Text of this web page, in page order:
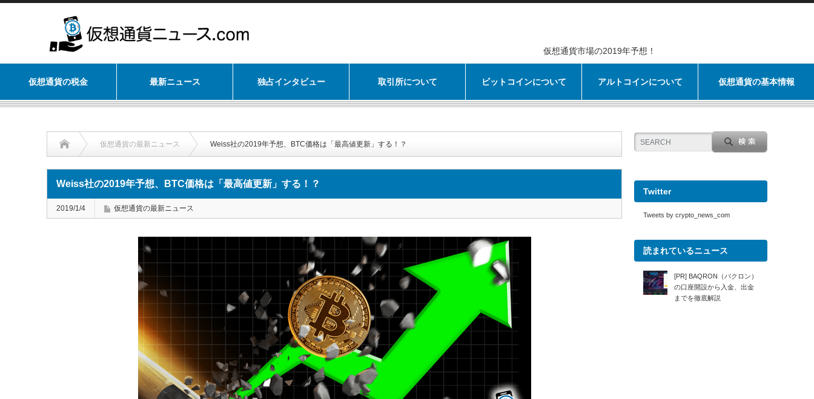
仮想通貨市場の2019年予想！
仮想通貨の税金 最新ニュース 独占インタビュー 取引所について ビットコインについて アルトコインについて 仮想通貨の基本情報
仮想通貨の最新ニュース Weiss社の2019年予想、BTC価格は「最高値更新」する！？
Weiss社の2019年予想、BTC価格は「最高値更新」する！？
2019/1/4 仮想通貨の最新ニュース
Twitter
Tweets by crypto_news_com
読まれているニュース
[PR] BAQRON（バクロン）
の口座開設から入金、出金
までを徹底解説